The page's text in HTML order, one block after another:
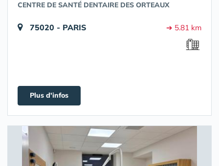
CENTRE DE SANTÉ DENTAIRE DES ORTEAUX
75020 - PARIS ➔ 5.81 km
Plus d'infos